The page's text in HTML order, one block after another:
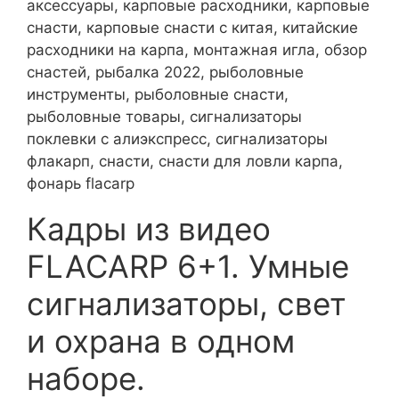
аксессуары, карповые расходники, карповые
снасти, карповые снасти с китая, китайские
расходники на карпа, монтажная игла, обзор
снастей, рыбалка 2022, рыболовные
инструменты, рыболовные снасти,
рыболовные товары, сигнализаторы
поклевки с алиэкспресс, сигнализаторы
флакарп, снасти, снасти для ловли карпа,
фонарь flacarp
Кадры из видео
FLACARP 6+1. Умные
сигнализаторы, свет
и охрана в одном
наборе.